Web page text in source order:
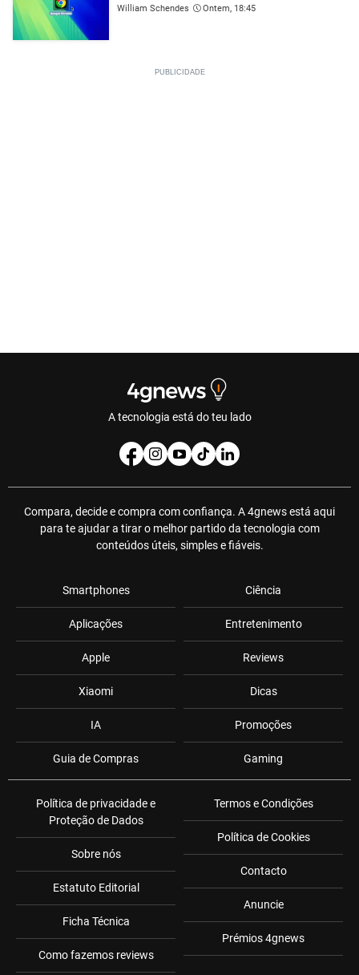
William Schendes Ontem, 18:45
A tecnologia está do teu lado
Compara, decide e compra com confiança. A 4gnews está aqui
para te ajudar a tirar o melhor partido da tecnologia com
conteúdos úteis, simples e fiáveis.
Smartphones
Aplicações
Apple
Xiaomi
IA
Guia de Compras
Ciência
Entretenimento
Reviews
Dicas
Promoções
Gaming
Política de privacidade e
Proteção de Dados
Sobre nós
Estatuto Editorial
Ficha Técnica
Como fazemos reviews
Termos e Condições
Política de Cookies
Contacto
Anuncie
Prémios 4gnews